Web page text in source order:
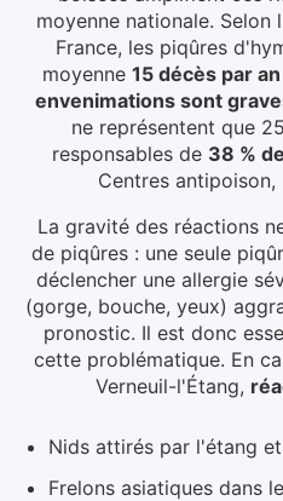
moyenne nationale. Selon
France, les piqûres
moyenne 15 décès par an
envenimations sont
ne représentent que
responsables de 38 %
Centres
La gravité des réactions
de piqûres : une seule
déclencher une allergie
(gorge, bouche, yeux)
pronostic. Il est donc
cette problématique. En
Verneuil-l'Étang,
Nids attirés par l'étang
Frelons asiatiques dans